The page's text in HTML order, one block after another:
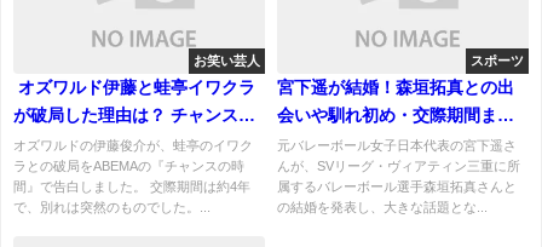
お笑い芸人
オズワルド伊藤と蛙亭イワクラ
が破局した理由は？ チャンスの
時間で告白！2025/11/2日放送！
オズワルドの伊藤俊介が、蛙亭のイワク
ラとの破局をABEMAの『チャンスの時
間』で告白しました。 交際期間は約4年
で、別れは突然のものでした。...
スポーツ
宮下遥が結婚！森垣拓真との出
会いや馴れ初め・交際期間まと
め
元バレーボール女子日本代表の宮下遥さ
んが、SVリーグ・ヴィアティン三重に所
属するバレーボール選手森垣拓真さんと
の結婚を発表し、大きな話題とな...